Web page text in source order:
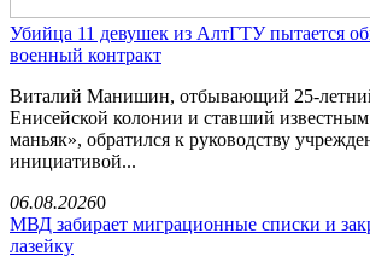
Убийца 11 девушек из АлтГТУ пытается
военный контракт
Виталий Манишин, отбывающий 25-
Енисейской колонии и ставший известным
маньяк», обратился к руководству
инициативой...
06.08.20260
МВД забирает миграционные списки и
лазейку